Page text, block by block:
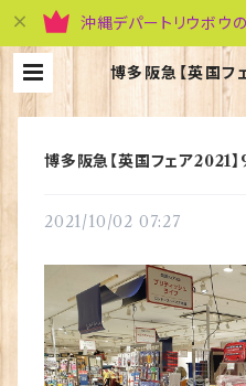
沖縄デパートリウボ
博多阪急【英国フ
0/3 | 英国雑貨
ュ・
博多阪急【英国フェア2021
2021/10/02 07:27